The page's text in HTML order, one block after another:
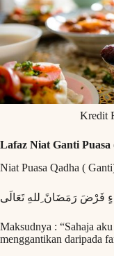
Kredit
Lafaz Niat Ganti Puasa
Niat Puasa Qadha (
فَرْضَ رَمَضَانً ِللهِ تَعَالَى
Maksudnya : “Sahaja
menggantikan daripada